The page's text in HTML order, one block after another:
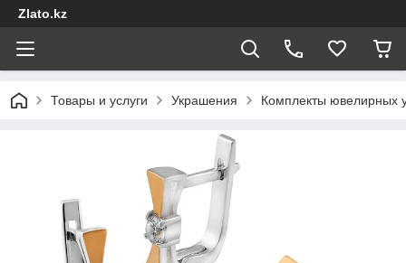
Zlato.kz
Товары и услуги Украшения Комплекты ювелирных